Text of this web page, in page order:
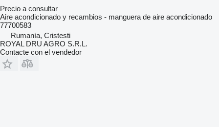
Precio a consultar
Aire acondicionado y recambios - manguera de aire acondicionado
77700583
Rumanía, Cristesti
ROYAL DRU AGRO S.R.L.
Contacte con el vendedor